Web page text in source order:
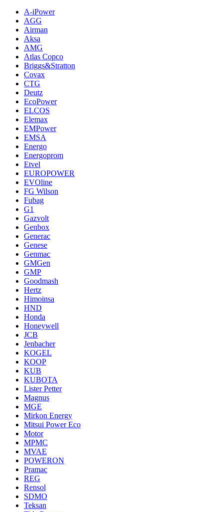
A-iPower
AGG
Airman
Aksa
AMG
Atlas Copco
Briggs&Stratton
Covax
CTG
Deutz
EcoPower
ELCOS
Elemax
EMPower
EMSA
Energo
Energoprom
Etvel
EUROPOWER
EVOline
FG Wilson
Fubag
G1
Gazvolt
Genbox
Generac
Genese
Genmac
GMGen
GMP
Goodmash
Hertz
Himoinsa
HND
Honda
Honeywell
JCB
Jenbacher
KOGEL
KOOP
KUB
KUBOTA
Lister Petter
Magnus
MGE
Mirkon Energy
Mitsui Power Eco
Motor
MPMC
MVAE
POWERON
Pramac
REG
Rensol
SDMO
Teksan